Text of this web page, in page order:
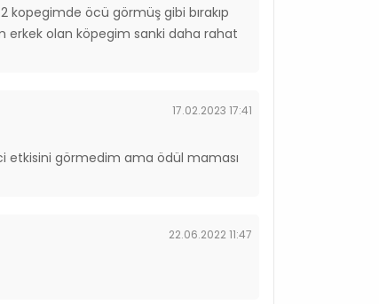
kopegimde öcü görmüş gibi bırakıp
erkek olan köpegim sanki daha rahat
17.02.2023 17:41
etkisini görmedim ama ödül maması
22.06.2022 11:47